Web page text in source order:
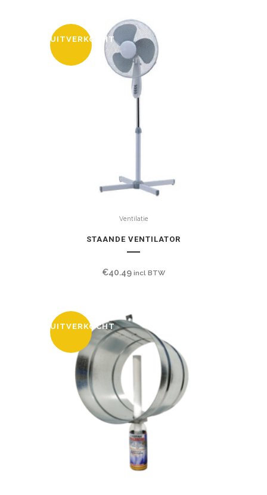
UITVERKOCHT
Ventilatie
STAANDE VENTILATOR
€40.49 incl BTW
UITVERKOCHT